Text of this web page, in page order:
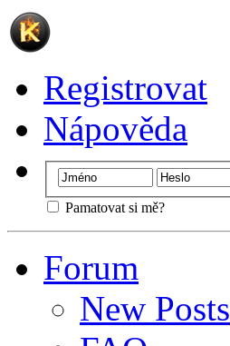
Registrovat
Nápověda
Pamatovat si mě?
Forum
New Posts